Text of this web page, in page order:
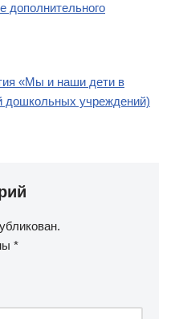
дополнительного
«Мы и наши дети в
дошкольных учреждений)
*